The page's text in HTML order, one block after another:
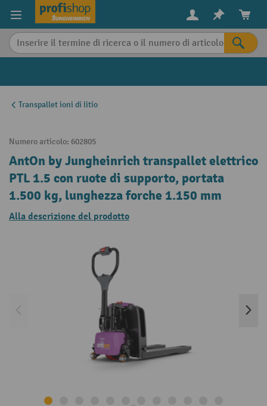
content
Transpallet ioni di litio
Numero articolo: 602805
AntOn by Jungheinrich transpallet elettrico
PTL 1.5 con ruote di supporto, portata
1.500 kg, lunghezza forche 1.150 mm
Alla descrizione del prodotto